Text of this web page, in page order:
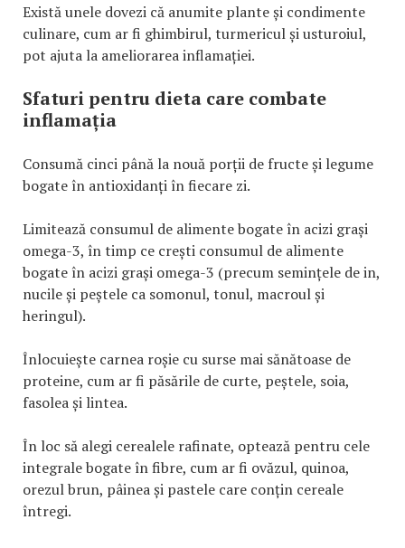
Există unele dovezi că anumite plante și condimente
culinare, cum ar fi ghimbirul, turmericul și usturoiul,
pot ajuta la ameliorarea inflamației.
Sfaturi pentru dieta care combate
inflamația
Consumă cinci până la nouă porții de fructe și legume
bogate în antioxidanți în fiecare zi.
Limitează consumul de alimente bogate în acizi grași
omega-3, în timp ce crești consumul de alimente
bogate în acizi grași omega-3 (precum semințele de in,
nucile și peștele ca somonul, tonul, macroul și
heringul).
Înlocuiește carnea roșie cu surse mai sănătoase de
proteine, cum ar fi păsările de curte, peștele, soia,
fasolea și lintea.
În loc să alegi cerealele rafinate, optează pentru cele
integrale bogate în fibre, cum ar fi ovăzul, quinoa,
orezul brun, pâinea și pastele care conțin cereale
întregi.